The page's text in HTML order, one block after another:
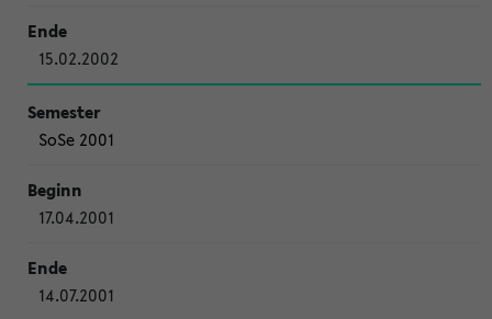
15.02.2002
SoSe 2001
17.04.2001
14.07.2001